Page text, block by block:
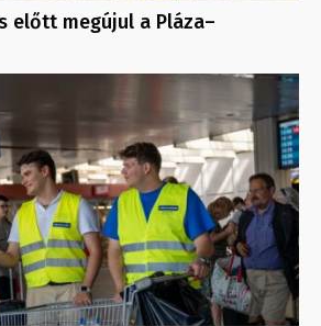
előtt megújul a Pláza–